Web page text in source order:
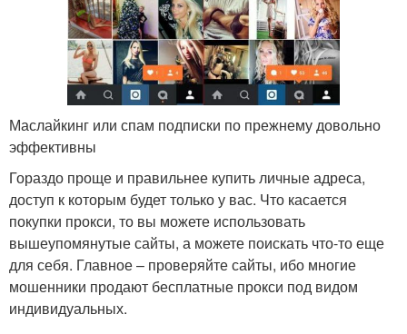
Маслайкинг или спам подписки по прежнему довольно
эффективны
Гораздо проще и правильнее купить личные адреса,
доступ к которым будет только у вас. Что касается
покупки прокси, то вы можете использовать
вышеупомянутые сайты, а можете поискать что-то еще
для себя. Главное – проверяйте сайты, ибо многие
мошенники продают бесплатные прокси под видом
индивидуальных.